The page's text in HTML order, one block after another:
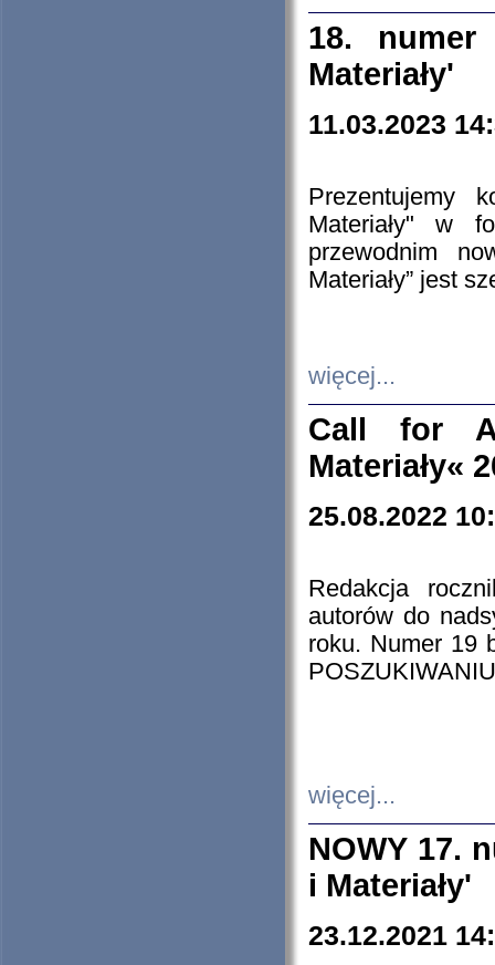
18. numer
Materiały'
11.03.2023
Prezentujemy
Materiały" w
przewodnim
Materiały” jest
więcej...
Call for
Materiały«
25.08.2022
Redakcja
autorów do
roku. Numer 19
więcej...
NOWY 17.
i Materiały'
23.12.2021